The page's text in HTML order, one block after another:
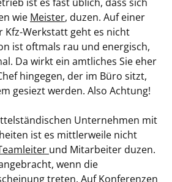
wie Meister, duzen. Auf einer
Kfz-Werkstatt geht es nicht
ist oftmals rau und energisch,
Da wirkt ein amtliches Sie eher
hingegen, der im Büro sitzt,
gesiezt werden. Also Achtung!
Unternehmen mit
ist es mittlerweile nicht
und Mitarbeiter duzen.
wenn die
treten. Auf Konferenzen